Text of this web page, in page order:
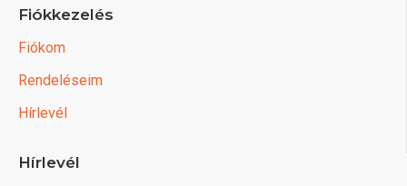
Fiókkezelés
Fiókom
Rendeléseim
Hírlevél
Hírlevél